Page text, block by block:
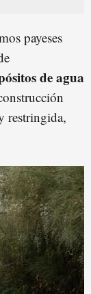
payeses
de agua
restringida,